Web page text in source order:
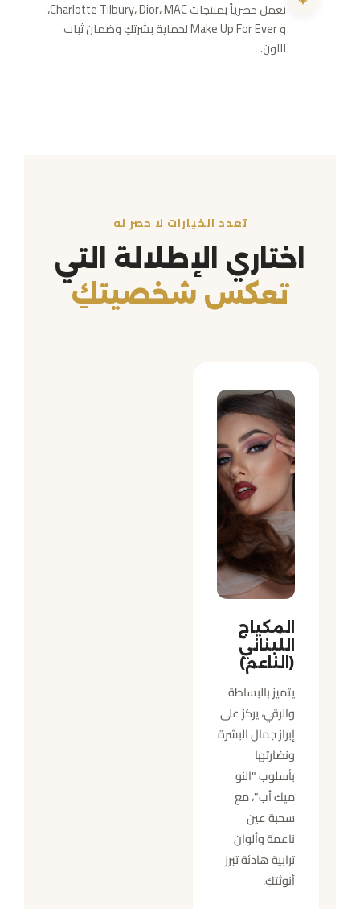
نعمل حصرياً بمنتجات Charlotte Tilbury، Dior، MAC،
و Make Up For Ever لحماية بشرتكِ وضمان ثبات
اللون.
تعدد الخيارات لا حصر له
اختاري الإطلالة التي
تعكس شخصيتكِ
المكياج
اللبناني
(الناعم)
يتميز بالبساطة
والرقي، يركز على
إبراز جمال البشرة
ونضارتها
بأسلوب "النو
ميك أب"، مع
سحبة عين
ناعمة وألوان
ترابية هادئة تبرز
أنوثتكِ.